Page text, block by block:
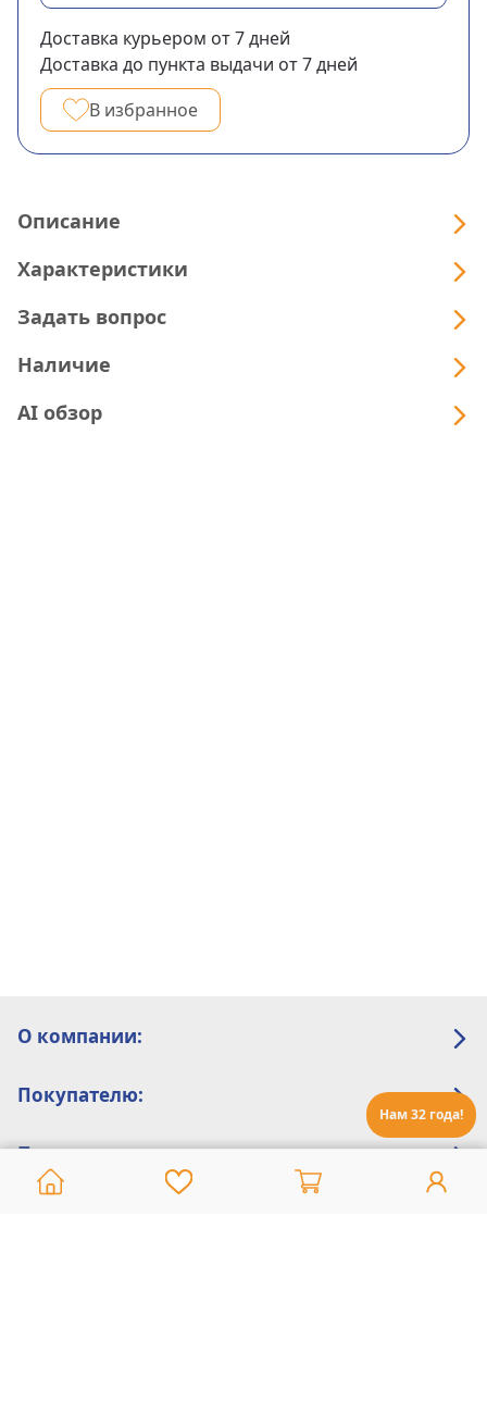
Нам 32 года!
Доставка курьером от 7дней
Доставка до пункта выдачи от 7дней
В избранное
Описание
Характеристики
Задать вопрос
Наличие
AI обзор
О компании:
Покупателю:
Помощь: